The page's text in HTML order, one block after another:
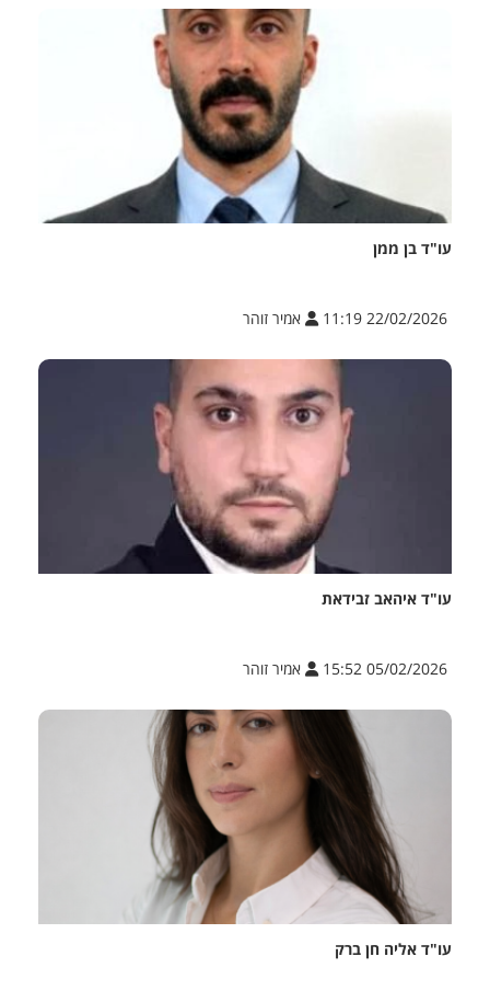
עו"ד בן ממן
22/02/2026 11:19 אמיר זוהר
עו"ד איהאב זבידאת
05/02/2026 15:52 אמיר זוהר
עו"ד אליה חן ברק